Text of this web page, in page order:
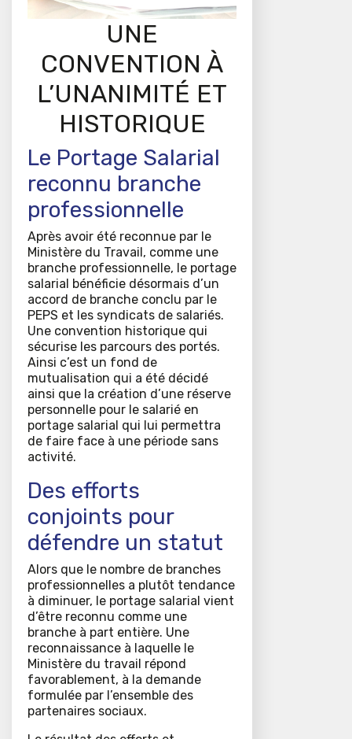
UNE
CONVENTION À
L’UNANIMITÉ ET
HISTORIQUE
Le Portage Salarial
reconnu branche
professionnelle
Après avoir été reconnue par le
Ministère du Travail, comme une
branche professionnelle, le portage
salarial bénéficie désormais d’un
accord de branche conclu par le
PEPS et les syndicats de salariés.
Une convention historique qui
sécurise les parcours des portés.
Ainsi c’est un fond de
mutualisation qui a été décidé
ainsi que la création d’une réserve
personnelle pour le salarié en
portage salarial qui lui permettra
de faire face à une période sans
activité.
Des efforts
conjoints pour
défendre un statut
Alors que le nombre de branches
professionnelles a plutôt tendance
à diminuer, le portage salarial vient
d’être reconnu comme une
branche à part entière. Une
reconnaissance à laquelle le
Ministère du travail répond
favorablement, à la demande
formulée par l’ensemble des
partenaires sociaux.